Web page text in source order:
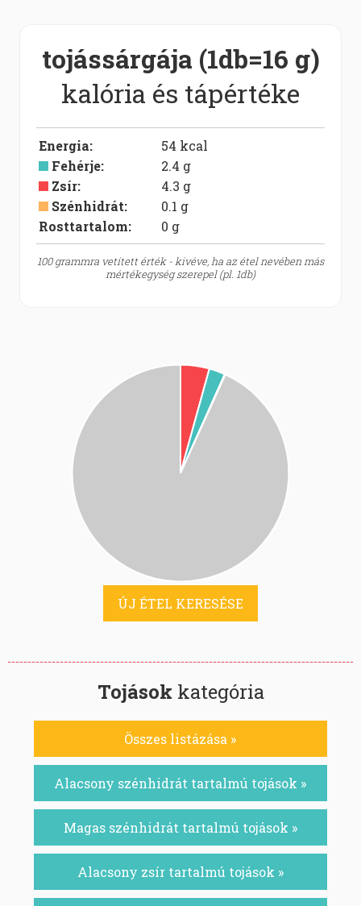
tojássárgája (1db=16 g)
kalória és tápértéke
Energia: 54 kcal
Fehérje: 2.4 g
Zsír: 4.3 g
Szénhidrát: 0.1 g
Rosttartalom:
0 g
100 grammra vetített érték - kivéve, ha az étel nevében más
mértékegység szerepel (pl. 1db)
ÚJ ÉTEL KERESÉSE
Tojások kategória
Összes listázása »
Alacsony szénhidrát tartalmú tojások »
Magas szénhidrát tartalmú tojások »
Alacsony zsír tartalmú tojások »